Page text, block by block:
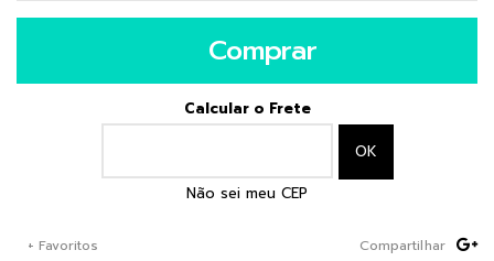
Comprar
Calcular o Frete
Não sei meu CEP
+ Favoritos Compartilhar